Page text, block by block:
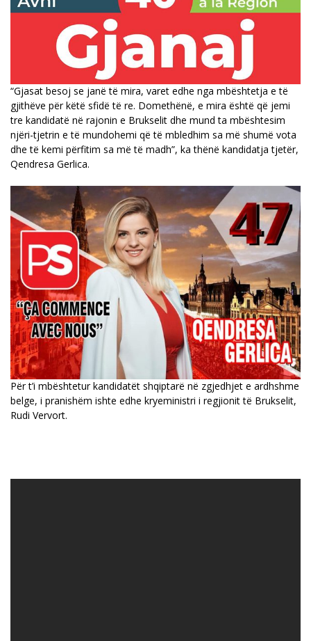
“Gjasat besoj se janë të mira, varet edhe nga mbështetja e të
gjithëve për këtë sfidë të re. Domethënë, e mira është që jemi
tre kandidatë në rajonin e Brukselit dhe mund ta mbështesim
njëri-tjetrin e të mundohemi që të mbledhim sa më shumë vota
dhe të kemi përfitim sa më të madh”, ka thënë kandidatja tjetër,
Qendresa Gerlica.
Për t’i mbështetur kandidatët shqiptarë në zgjedhjet e ardhshme
belge, i pranishëm ishte edhe kryeministri i regjionit të Brukselit,
Rudi Vervort.